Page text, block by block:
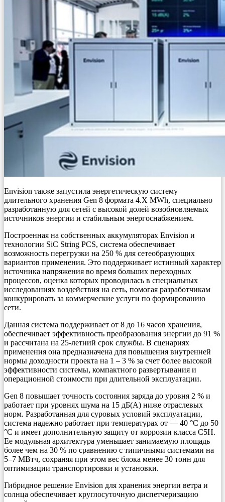
Envision также запустила энергетическую систему
длительного хранения Gen 8 формата 4.X MWh, специально
разработанную для сетей с высокой долей возобновляемых
источников энергии и стабильным энергоснабжением.
Построенная на собственных аккумуляторах Envision и
технологии SiC String PCS, система обеспечивает
возможность перегрузки на 250 % для сетеобразующих
вариантов применения. Это поддерживает истинный характер
источника напряжения во время больших переходных
процессов, оценка которых проводилась в специальных
исследованиях воздействия на сеть, помогая разработчикам
конкурировать за коммерческие услуги по формированию
сети.
Данная система поддерживает от 8 до 16 часов хранения,
обеспечивает эффективность преобразования энергии до 91 %
и рассчитана на 25-летний срок службы. В сценариях
применения она предназначена для повышения внутренней
нормы доходности проекта на 1 – 3 % за счет более высокой
эффективности системы, компактного развертывания и
операционной стоимости при длительной эксплуатации.
Gen 8 повышает точность состояния заряда до уровня 2 % и
работает при уровнях шума на 15 дБ(А) ниже отраслевых
норм. Разработанная для суровых условий эксплуатации,
система надежно работает при температурах от — 40 °C до 50
°C и имеет дополнительную защиту от коррозии класса C5H.
Ее модульная архитектура уменьшает занимаемую площадь
более чем на 30 % по сравнению с типичными системами на
5–7 МВтч, сохраняя при этом вес блока менее 30 тонн для
оптимизации транспортировки и установки.
Гибридное решение Envision для хранения энергии ветра и
солнца обеспечивает круглосуточную диспетчеризацию